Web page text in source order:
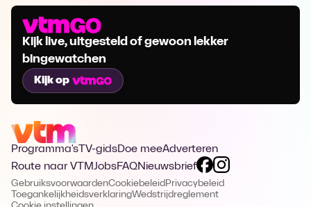
Kijk live, uitgesteld of gewoon lekker
bingewatchen
Kijk op
Programma's TV-gidsDoe meeAdverteren
Route naar VTMJobsFAQNieuwsbrief
GebruiksvoorwaardenCookiebeleid Privacybeleid
ToegankelijkheidsverklaringWedstrijdreglement